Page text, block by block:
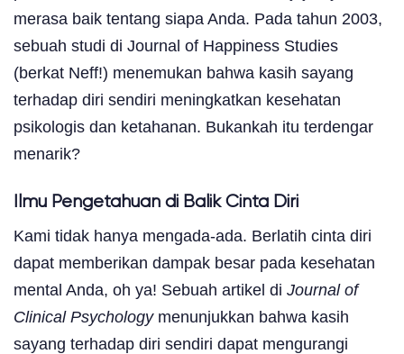
merasa baik tentang siapa Anda. Pada tahun 2003,
sebuah studi di Journal of Happiness Studies
(berkat Neff!) menemukan bahwa kasih sayang
terhadap diri sendiri meningkatkan kesehatan
psikologis dan ketahanan. Bukankah itu terdengar
menarik?
Ilmu Pengetahuan di Balik Cinta Diri
Kami tidak hanya mengada-ada. Berlatih cinta diri
dapat memberikan dampak besar pada kesehatan
mental Anda, oh ya! Sebuah artikel di Journal of
Clinical Psychologymenunjukkan bahwa kasih
sayang terhadap diri sendiri dapat mengurangi